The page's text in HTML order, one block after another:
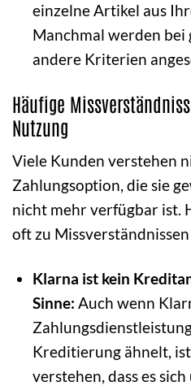
einzelne Artikel aus
Manchmal werden bei
andere Kriterien
Häufige
Nutzung
Viele Kunden verstehen
Zahlungsoption, die sie
nicht mehr verfügbar ist.
oft zu
Klarna ist kein
Sinne: Auch wenn
Kreditierung ähnelt,
verstehen, dass es